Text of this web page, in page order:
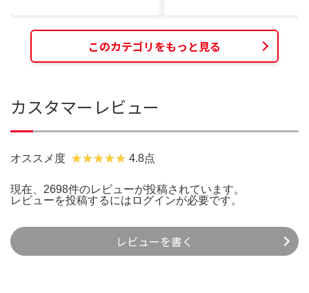
このカテゴリをもっと見る
カスタマーレビュー
オススメ度 4.8点
現在、2698件のレビューが投稿されています。
レビューを投稿するには ログインが必要です。
レビューを書く